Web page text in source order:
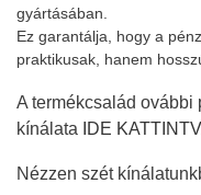
gyártásában.
Ez garantálja, hogy a
praktikusak, hanem
A termékcsalád ovábbi
kínálata
IDE
Nézzen szét